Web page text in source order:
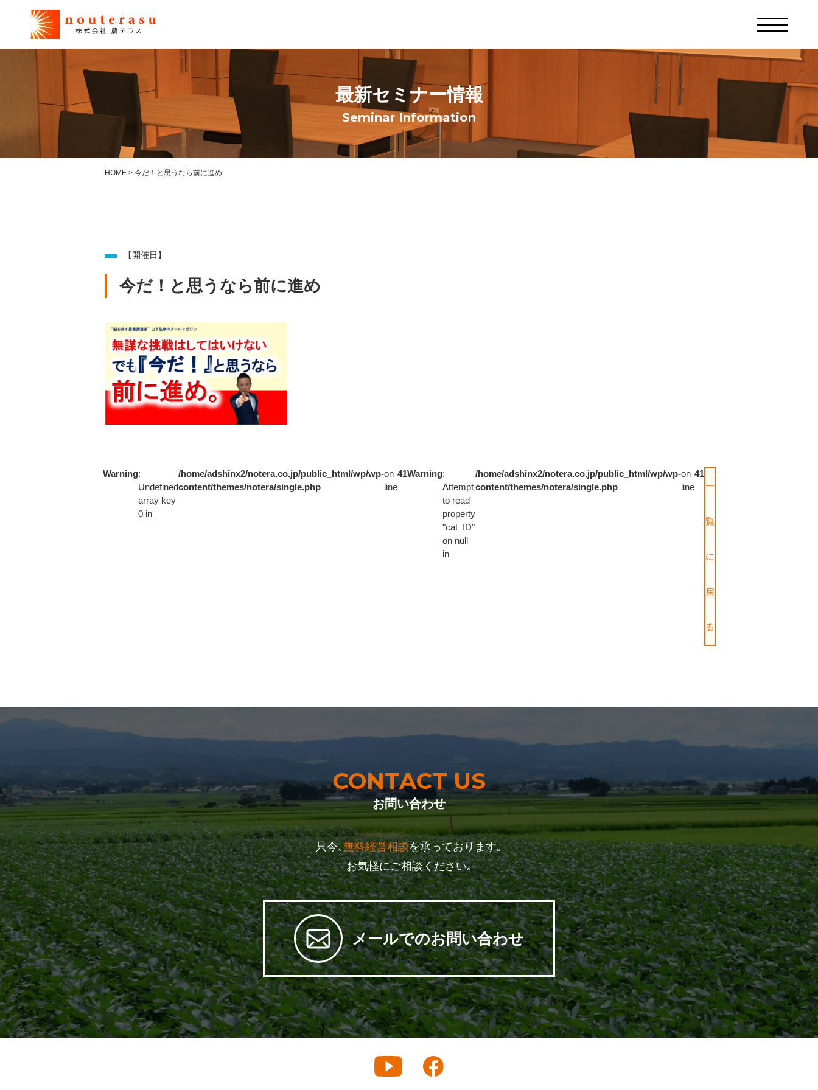
最新セミナー情報
Seminar Information
HOME > 今だ！と思うなら前に進め
【開催日】
今だ！と思うなら前に進め
Warning:
Undefined
array key
0 in
/home/adshinx2/notera.co.jp/public_html/wp/wp-
content/themes/notera/single.php
on
line
41Warning:
Attempt
to read
property
"cat_ID"
on null
in
/home/adshinx2/notera.co.jp/public_html/wp/wp-
content/themes/notera/single.php
on
line
41
一
覧
に
戻
る
CONTACT US
お問い合わせ
只今､無料経営相談を承っております｡
お気軽にご相談ください｡
メールでのお問い合わせ